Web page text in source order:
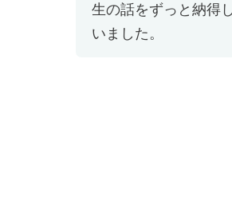
生の話をずっと納得
いました。